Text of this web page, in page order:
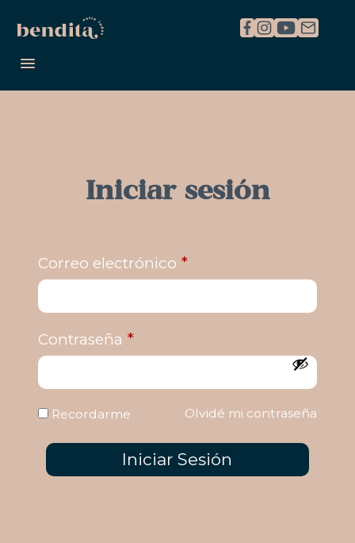
Iniciar sesión
Correo electrónico *
Contraseña *
Recordarme Olvidé mi contraseña
Iniciar Sesión